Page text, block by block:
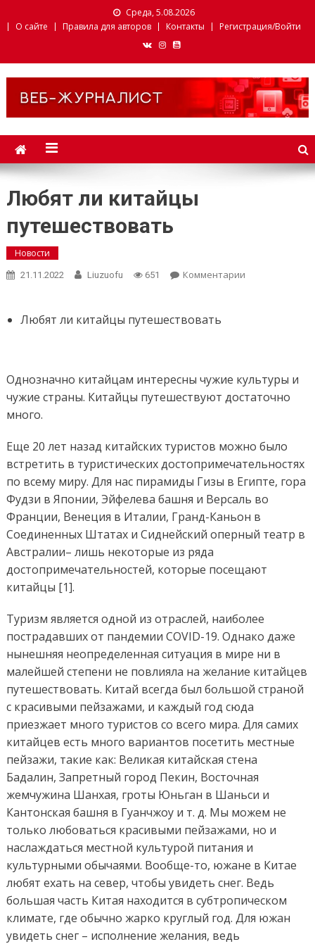
Среда, 5.08.2026
О сайте
Правила для авторов Контакты Регистрация/Войти
Веб-журналист. Websmi.
Факультет журналистики
БГУ
Любят ли китайцы
путешествовать
Новости
21.11.2022 Liuzuofu 651 Комментарии
Любят ли китайцы путешествовать
Однозначно китайцам интересны чужие культуры и
чужие страны. Китайцы путешествуют достаточно
много.
Еще 20 лет назад китайских туристов можно было
встретить в туристических достопримечательностях
по всему миру. Для нас пирамиды Гизы в Египте, гора
Фудзи в Японии, Эйфелева башня и Версаль во
Франции, Венеция в Италии, Гранд-Каньон в
Соединенных Штатах и ​​Сиднейский оперный театр в
Австралии– лишь некоторые из ряда
достопримечательностей, которые посещают
китайцы [1].
Туризм является одной из отраслей, наиболее
пострадавших от пандемии COVID-19. Однако даже
нынешняя неопределенная ситуация в мире ни в
малейшей степени не повлияла на желание китайцев
путешествовать. Китай всегда был большой страной
с красивыми пейзажами, и каждый год сюда
приезжает много туристов со всего мира. Для самих
китайцев есть много вариантов посетить местные
пейзажи, такие как: Великая китайская стена
Бадалин, Запретный город Пекин, Восточная
жемчужина Шанхая, гроты Юньган в Шаньси и
Кантонская башня в Гуанчжоу и т. д. Мы можем не
только любоваться красивыми пейзажами, но и
наслаждаться местной культурой питания и
культурными обычаями. Вообще-то, южане в Китае
любят ехать на север, чтобы увидеть снег. Ведь
большая часть Китая находится в субтропическом
климате, где обычно жарко круглый год. Для южан
увидеть снег – исполнение желания, ведь